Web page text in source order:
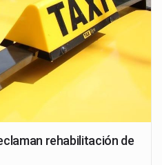
rehabilitación de